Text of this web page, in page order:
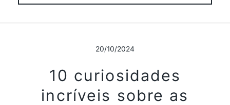
20/10/2024
10 curiosidades
incríveis sobre as